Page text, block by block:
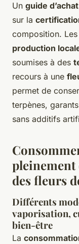
Un guide
sur la
composition. Les
production
soumises à des
recours à une
permet de
terpènes,
sans additifs
pleinement
des fleurs
Différents
vaporisation,
bien-être
La